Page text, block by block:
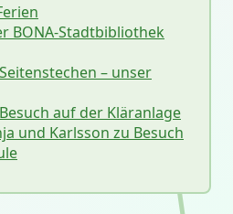
BONA-Stadtbibliothek
– unser
auf der Kläranlage
und Karlsson zu Besuch